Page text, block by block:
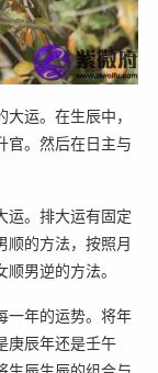
运。在生辰中，
官。然后在日主与
运。排大运有固定
顺的方法，按照月
男逆的方法。
一年的运势。将年
庚辰年还是壬午